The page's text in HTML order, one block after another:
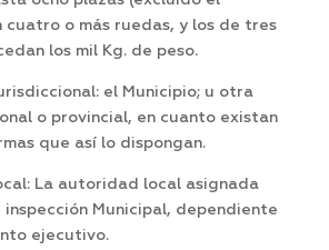
cuatro o más ruedas, y los de tres
los mil Kg. de peso.
el Municipio; u otra
o provincial, en cuanto existan
que así lo dispongan.
La autoridad local asignada
Municipal, dependiente
ejecutivo.